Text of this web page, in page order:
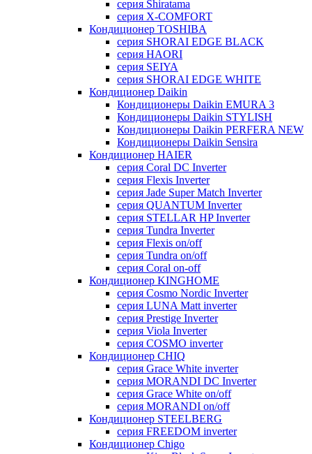
серия Shiratama
серия X-COMFORT
Кондиционер TOSHIBA
серия SHORAI EDGE BLACK
серия HAORI
серия SEIYA
серия SHORAI EDGE WHITE
Кондиционер Daikin
Кондиционеры Daikin EMURA 3
Кондиционеры Daikin STYLISH
Кондиционеры Daikin PERFERA NEW
Кондиционеры Daikin Sensira
Кондиционер HAIER
серия Coral DC Inverter
серия Flexis Inverter
серия Jade Super Match Inverter
серия QUANTUM Inverter
серия STELLAR HP Inverter
серия Tundra Inverter
серия Flexis on/off
серия Tundra on/off
серия Coral on-off
Кондиционер KINGHOME
серия Cosmo Nordic Inverter
серия LUNA Matt inverter
серия Prestige Inverter
серия Viola Inverter
серия COSMO inverter
Кондиционер CHIQ
серия Grace White inverter
серия MORANDI DC Inverter
серия Grace White on/off
серия MORANDI on/off
Кондиционер STEELBERG
серия FREEDOM inverter
Кондиционер Chigo